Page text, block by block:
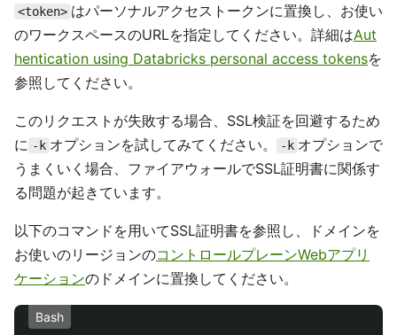
<token> はパーソナルアクセストークンに置換し、お使い
のワークスペースのURLを指定してください。詳細はAut
hentication using Databricks personal access tokensを
参照してください。
このリクエストが失敗する場合、SSL検証を回避するため
に -k オプションを試してみてください。 -k オプションで
うまくいく場合、ファイアウォールでSSL証明書に関係す
る問題が起きています。
以下のコマンドを用いてSSL証明書を参照し、ドメインを
お使いのリージョンのコントロールプレーンWebアプリ
ケーションのドメインに置換してください。
Bash